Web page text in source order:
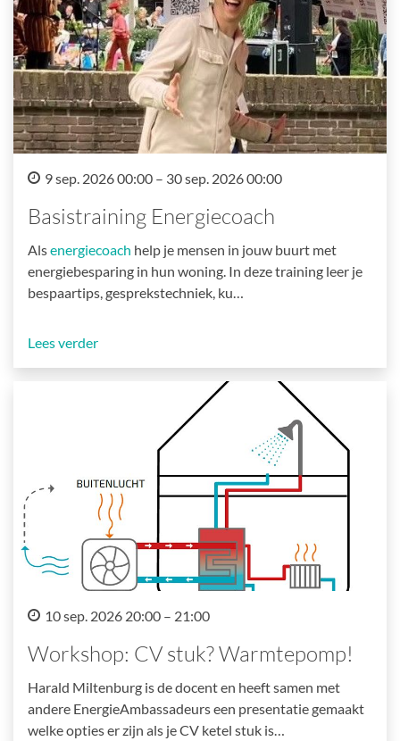
9 sep. 2026 00:00 – 30 sep. 2026 00:00
Basistraining Energiecoach
Alsenergiecoach help je mensen in jouw buurt met
energiebesparing in hun woning. In deze training leer je
bespaartips, gesprekstechniek, ku…
Lees verder
10 sep. 2026 20:00 – 21:00
Workshop: CV stuk? Warmtepomp!
Harald Miltenburg is de docent en heeft samen met
andere EnergieAmbassadeurs een presentatie gemaakt
welke opties er zijn als je CV ketel stuk is…